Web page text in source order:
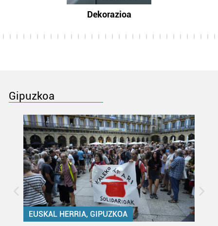
Dekorazioa
Gipuzkoa
EUSKAL HERRIA, GIPUZKOA